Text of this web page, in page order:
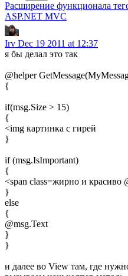
Расширение функционала
ASP.NET MVC
Irv Dec 19 2011 at 12:37
я бы делал это так
@helper
{
if(msg.Size > 15)
{
<img картинка с гирей
}
if (msg.IsImportant)
{
<span class=жирно и красиво
}
else
{
@msg.Text
}
}
и далее во View там, где